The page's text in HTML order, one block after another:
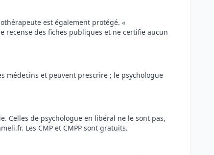
est également protégé. «
recense des fiches publiques et ne certifie aucun
médecins et peuvent prescrire ; le psychologue
Celles de psychologue en libéral ne le sont pas,
Les CMP et CMPP sont gratuits.